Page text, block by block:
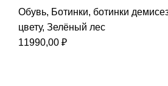
Обувь, Ботинки, ботинки
цвету, Зелёный лес
11990,00 ₽